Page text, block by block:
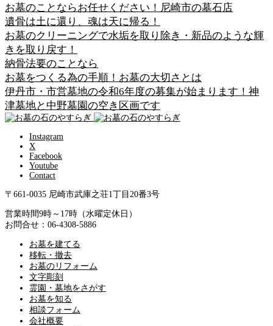
お墓のことならお任せください！尼崎市の墓石店
遺骨は土に還り、魂は天に帰る！
お墓のクリーニングで水垢を取り除き・新品のような輝
きを取り戻す！
納骨法要のことなら
お墓をつくる為の手順！お墓の大切さとは
伊丹市・市営墓地の令和6年度の募集が始まります！神
津墓地と中野墓園の空き区画です
Instagram
X
Facebook
Youtube
Contact
〒661-0035 尼崎市武庫之荘1丁目20番3号
営業時間9時～17時（水曜定休日）
お問合せ：06-4308-5886
お墓を建てる
移転・撤去
お墓のリフォーム
文字彫刻
霊園・墓地をさがす
お墓を知る
相談フォーム
会社概要